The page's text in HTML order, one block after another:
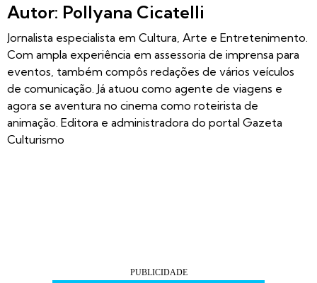
Autor: Pollyana Cicatelli
Jornalista especialista em Cultura, Arte e Entretenimento.
Com ampla experiência em assessoria de imprensa para
eventos, também compôs redações de vários veículos
de comunicação. Já atuou como agente de viagens e
agora se aventura no cinema como roteirista de
animação. Editora e administradora do portal Gazeta
Culturismo